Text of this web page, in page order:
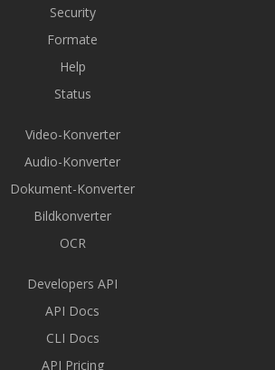
Security
Formate
Help
Status
Video-Konverter
Audio-Konverter
Dokument-Konverter
Bildkonverter
OCR
Developers API
API Docs
CLI Docs
API Pricing